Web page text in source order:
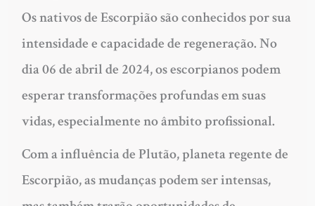
Os nativos de Escorpião são conhecidos por sua
intensidade e capacidade de regeneração. No
dia 06 de abril de 2024, os escorpianos podem
esperar transformações profundas em suas
vidas, especialmente no âmbito profissional.
Com a influência de Plutão, planeta regente de
Escorpião, as mudanças podem ser intensas,